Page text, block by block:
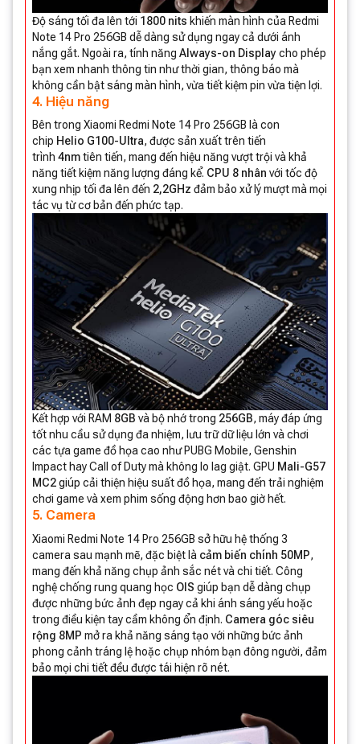
Độ sáng tối đa lên tới 1800 nits khiến màn hình của Redmi
Note 14 Pro 256GB dễ dàng sử dụng ngay cả dưới ánh
nắng gắt. Ngoài ra, tính năng Always-on Displaycho phép
bạn xem nhanh thông tin như thời gian, thông báo mà
không cần bật sáng màn hình, vừa tiết kiệm pin vừa tiện lợi.
4. Hiệu năng
Bên trong Xiaomi Redmi Note 14 Pro 256GB là con
chip Helio G100-Ultra, được sản xuất trên tiến
trình 4nmtiên tiến, mang đến hiệu năng vượt trội và khả
năng tiết kiệm năng lượng đáng kể. CPU 8 nhân với tốc độ
xung nhịp tối đa lên đến 2,2GHz đảm bảo xử lý mượt mà mọi
tác vụ từ cơ bản đến phức tạp.
Kết hợp với RAM 8GB và bộ nhớ trong 256GB, máy đáp ứng
tốt nhu cầu sử dụng đa nhiệm, lưu trữ dữ liệu lớn và chơi
các tựa game đồ họa cao như PUBG Mobile, Genshin
Impact hay Call of Duty mà không lo lag giật. GPU Mali-G57
MC2giúp cải thiện hiệu suất đồ họa, mang đến trải nghiệm
chơi game và xem phim sống động hơn bao giờ hết.
5. Camera
Xiaomi Redmi Note 14 Pro 256GB sở hữu hệ thống 3
camera sau mạnh mẽ, đặc biệt là cảm biến chính 50MP,
mang đến khả năng chụp ảnh sắc nét và chi tiết. Công
nghệ chống rung quang học OIS giúp bạn dễ dàng chụp
được những bức ảnh đẹp ngay cả khi ánh sáng yếu hoặc
trong điều kiện tay cầm không ổn định. Camera góc siêu
rộng 8MP mở ra khả năng sáng tạo với những bức ảnh
phong cảnh tráng lệ hoặc chụp nhóm bạn đông người, đảm
bảo mọi chi tiết đều được tái hiện rõ nét.